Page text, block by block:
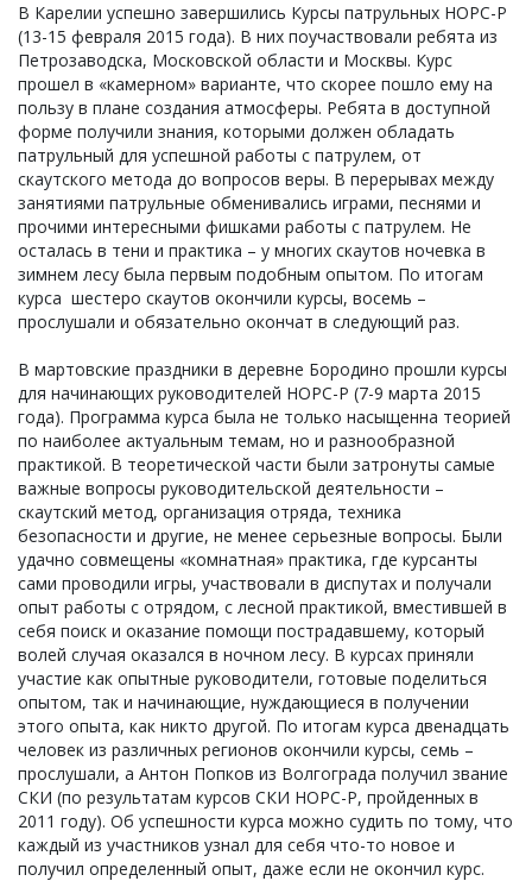
В Карелии успешно завершились Курсы патрульных НОРС-Р
(13-15 февраля 2015 года). В них поучаствовали ребята из
Петрозаводска, Московской области и Москвы. Курс
прошел в «камерном» варианте, что скорее пошло ему на
пользу в плане создания атмосферы. Ребята в доступной
форме получили знания, которыми должен обладать
патрульный для успешной работы с патрулем, от
скаутского метода до вопросов веры. В перерывах между
занятиями патрульные обменивались играми, песнями и
прочими интересными фишками работы с патрулем. Не
осталась в тени и практика – у многих скаутов ночевка в
зимнем лесу была первым подобным опытом. По итогам
курса шестеро скаутов окончили курсы, восемь –
прослушали и обязательно окончат в следующий раз.
В мартовские праздники в деревне Бородино прошли курсы
для начинающих руководителей НОРС-Р (7-9 марта 2015
года). Программа курса была не только насыщенна теорией
по наиболее актуальным темам, но и разнообразной
практикой. В теоретической части были затронуты самые
важные вопросы руководительской деятельности –
скаутский метод, организация отряда, техника
безопасности и другие, не менее серьезные вопросы. Были
удачно совмещены «комнатная» практика, где курсанты
сами проводили игры, участвовали в диспутах и получали
опыт работы с отрядом, с лесной практикой, вместившей в
себя поиск и оказание помощи пострадавшему, который
волей случая оказался в ночном лесу. В курсах приняли
участие как опытные руководители, готовые поделиться
опытом, так и начинающие, нуждающиеся в получении
этого опыта, как никто другой. По итогам курса двенадцать
человек из различных регионов окончили курсы, семь –
прослушали, а Антон Попков из Волгограда получил звание
СКИ (по результатам курсов СКИ НОРС-Р, пройденных в
2011 году). Об успешности курса можно судить по тому, что
каждый из участников узнал для себя что-то новое и
получил определенный опыт, даже если не окончил курс.